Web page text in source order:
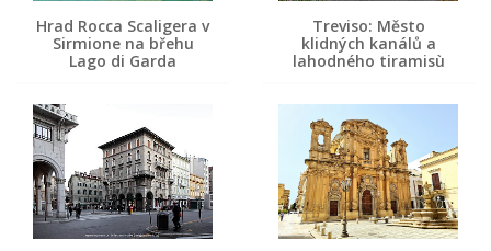
Hrad Rocca Scaligera v
Sirmione na břehu
Lago di Garda
Treviso: Město
klidných kanálů a
lahodného tiramisù